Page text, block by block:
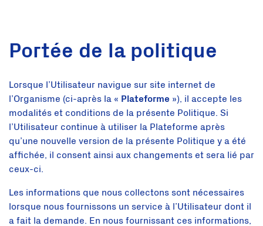
Portée de la politique
Lorsque l’Utilisateur navigue sur site internet de
l’Organisme (ci-après la « Plateforme »), il accepte les
modalités et conditions de la présente Politique. Si
l’Utilisateur continue à utiliser la Plateforme après
qu’une nouvelle version de la présente Politique y a été
affichée, il consent ainsi aux changements et sera lié par
ceux-ci.
Les informations que nous collectons sont nécessaires
lorsque nous fournissons un service à l’Utilisateur dont il
a fait la demande. En nous fournissant ces informations,